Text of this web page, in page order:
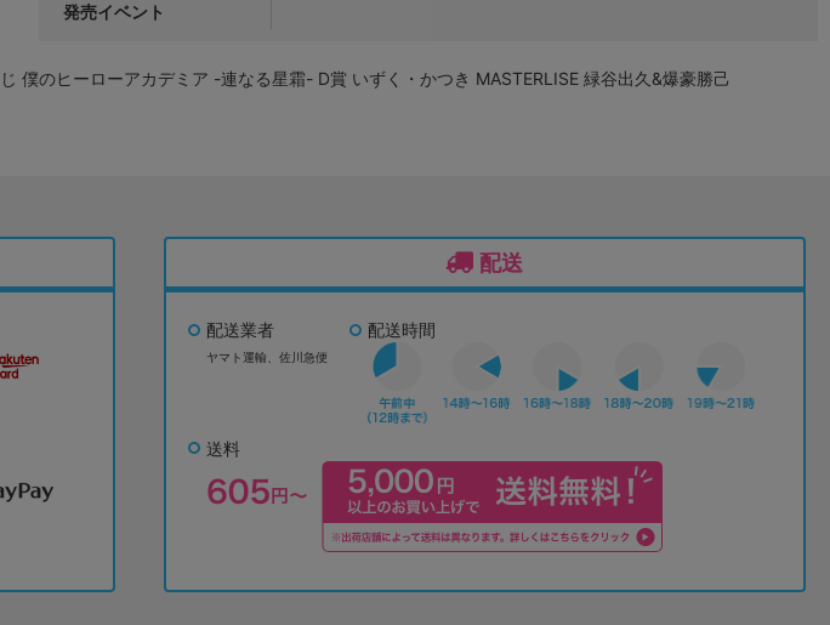
発売イベント
僕のヒーローアカデミア -連なる星霜- D賞 いずく・かつき MASTERLISE 緑谷出久&爆豪勝己
配送
配送業者
ヤマト運輸、佐川急便
配送時間
送料